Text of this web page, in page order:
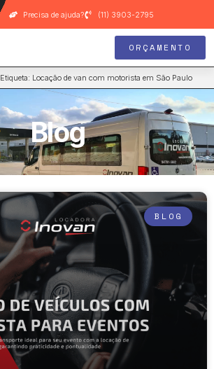
Precisa de ajuda? (11) 3903-2795
ORÇAMENTO
Etiqueta: Locação de van com motorista em São Paulo
Blog
BLOG